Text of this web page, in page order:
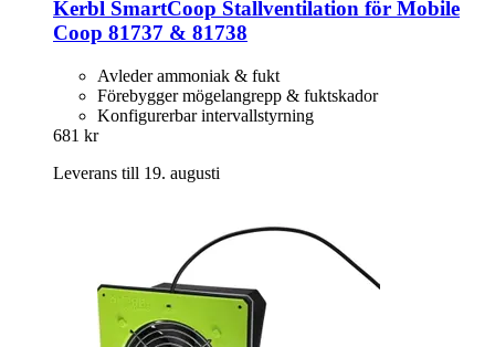
Kerbl SmartCoop Stallventilation för Mobile
Coop 81737 & 81738
Avleder ammoniak & fukt
Förebygger mögelangrepp & fuktskador
Konfigurerbar intervallstyrning
681 kr
Leverans till 19. augusti